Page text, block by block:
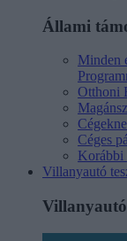
Állami
Minden
Otthoni
Céges
Korábbi
Villanyautó
Villanyautó